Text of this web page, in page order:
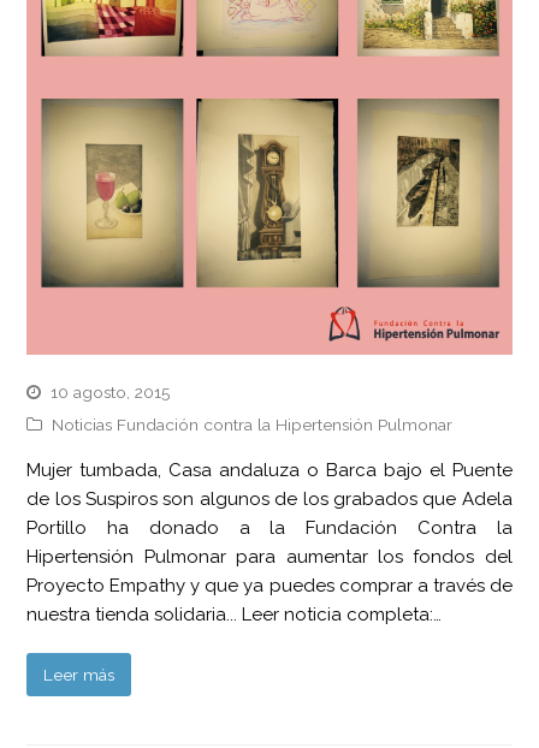
10 agosto, 2015
Noticias Fundación contra la Hipertensión Pulmonar
Mujer tumbada, Casa andaluza o Barca bajo el Puente
de los Suspiros son algunos de los grabados que Adela
Portillo ha donado a la Fundación Contra la
Hipertensión Pulmonar para aumentar los fondos del
Proyecto Empathy y que ya puedes comprar a través de
nuestra tienda solidaria... Leer noticia completa:…
Leer más